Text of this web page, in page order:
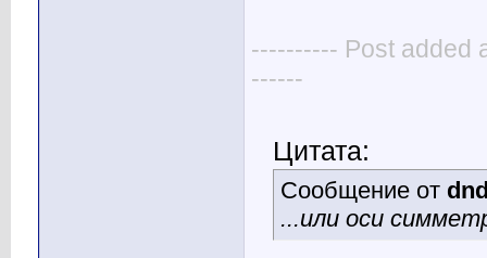
---------- Post added
------
Цитата:
Сообщение от
...или оси